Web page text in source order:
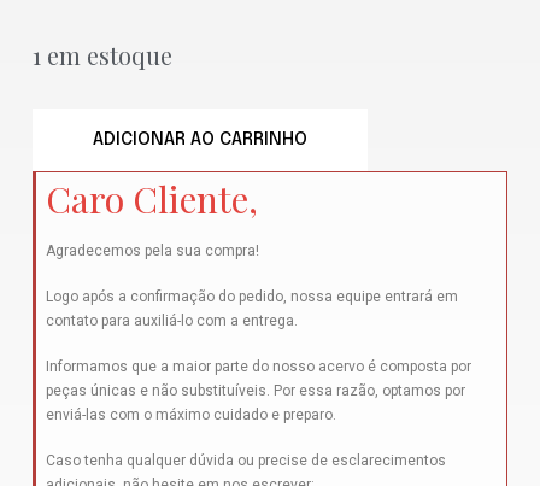
1 em estoque
ADICIONAR AO CARRINHO
Caro Cliente,
Agradecemos pela sua compra!
Logo após a confirmação do pedido, nossa equipe entrará em
contato para auxiliá-lo com a entrega.
Informamos que a maior parte do nosso acervo é composta por
peças únicas e não substituíveis. Por essa razão, optamos por
enviá-las com o máximo cuidado e preparo.
Caso tenha qualquer dúvida ou precise de esclarecimentos